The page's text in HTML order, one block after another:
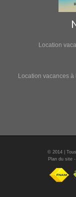
Location
Location vacances
© 2014 |
Plan du site-